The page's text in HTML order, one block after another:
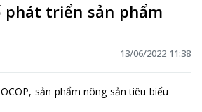
phát triển sản phẩm
13/06/2022 11:38